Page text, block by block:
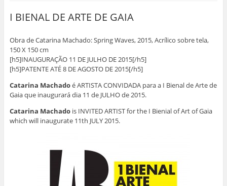
I BIENAL DE ARTE DE GAIA
Obra de Catarina Machado: Spring Waves, 2015, Acrílico sobre tela,
150 X 150 cm
[h5]INAUGURAÇÃO 11 DE JULHO DE 2015[/h5]
[h5]PATENTE ATÉ 8 DE AGOSTO DE 2015[/h5]
Catarina Machadoé ARTISTA CONVIDADA para a I Bienal de Arte de
Gaia que inaugurará dia 11 de JULHO de 2015.
Catarina Machadois INVITED ARTIST for the I Bienial of Art of Gaia
which will inaugurate 11th JULY 2015.